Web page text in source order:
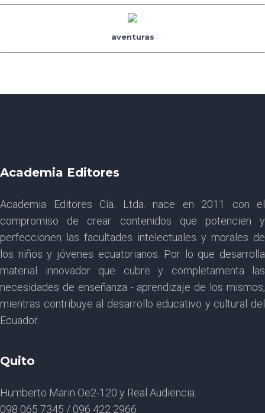
aventuras
Academia Editores
Academia Editores Cía. Ltda. nace en 2011 con el
compromiso de crear contenidos que potencien y
perfeccionen las facultades intelectuales y morales de
los niños y jóvenes ecuatorianos. Por lo que desarrolla
material innovador que cubre y completamenta las
necesidades de enseñanza - aprendizaje de los mismos,
mientras contribuye al desarrollo educativo y cultural del
Ecuador.
Quito
Humberto Marin Oe2-120 y Real Audiencia.
098 065 7345 / 096 422 2966